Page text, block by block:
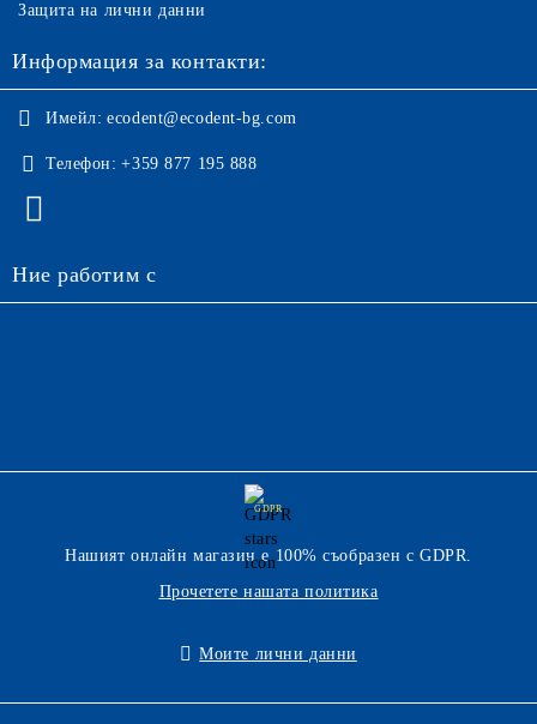
Защита на лични данни
Информация за контакти:
Имейл: ecodent@ecodent-bg.com
Телефон: +359 877 195 888
Ние работим с
GDPR
Нашият онлайн магазин е 100% съобразен с GDPR.
Прочетете нашата политика
Моите лични данни